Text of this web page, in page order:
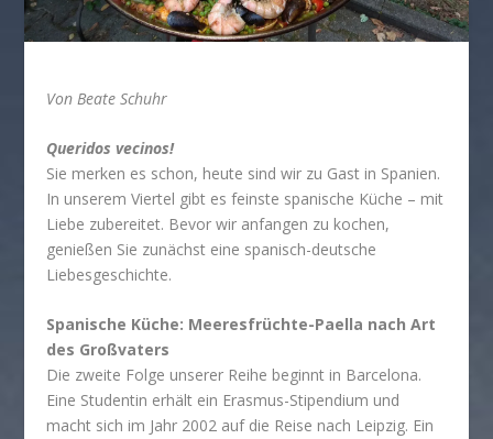
Von Beate Schuhr
Queridos vecinos!
Sie merken es schon, heute sind wir zu Gast in Spanien.
In unserem Viertel gibt es feinste spanische Küche – mit
Liebe zubereitet. Bevor wir anfangen zu kochen,
genießen Sie zunächst eine spanisch-deutsche
Liebesgeschichte.
Spanische Küche: Meeresfrüchte-Paella nach Art
des Großvaters
Die zweite Folge unserer Reihe beginnt in Barcelona.
Eine Studentin erhält ein Erasmus-Stipendium und
macht sich im Jahr 2002 auf die Reise nach Leipzig. Ein